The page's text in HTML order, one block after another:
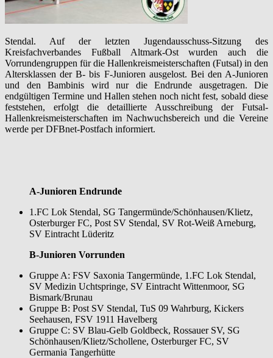
Stendal. Auf der letzten Jugendausschuss-Sitzung des
Kreisfachverbandes Fußball Altmark-Ost wurden auch die
Vorrundengruppen für die Hallenkreismeisterschaften (Futsal) in den
Altersklassen der B- bis F-Junioren ausgelost. Bei den A-Junioren
und den Bambinis wird nur die Endrunde ausgetragen. Die
endgültigen Termine und Hallen stehen noch nicht fest, sobald diese
feststehen, erfolgt die detaillierte Ausschreibung der Futsal-
Hallenkreismeisterschaften im Nachwuchsbereich und die Vereine
werde per DFBnet-Postfach informiert.
A-Junioren Endrunde
1.FC Lok Stendal, SG Tangermünde/Schönhausen/Klietz,
Osterburger FC, Post SV Stendal, SV Rot-Weiß Arneburg,
SV Eintracht Lüderitz
B-Junioren Vorrunden
Gruppe A: FSV Saxonia Tangermünde, 1.FC Lok Stendal,
SV Medizin Uchtspringe, SV Eintracht Wittenmoor, SG
Bismark/Brunau
Gruppe B: Post SV Stendal, TuS 09 Wahrburg, Kickers
Seehausen, FSV 1911 Havelberg
Gruppe C: SV Blau-Gelb Goldbeck, Rossauer SV, SG
Schönhausen/Klietz/Schollene, Osterburger FC, SV
Germania Tangerhütte